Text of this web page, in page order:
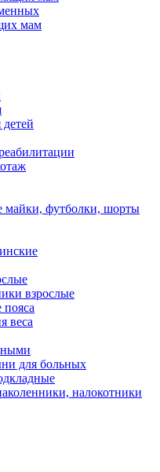
мам
майки, футболки, шорты
взрослые
веса
для больных
налокотники